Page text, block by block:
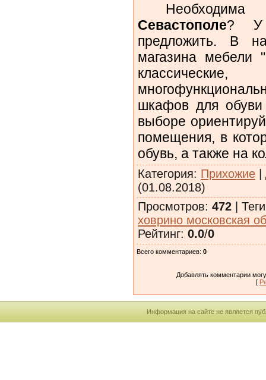
Севастополе? У
предложить. В
магазина мебели
шкафов для
выборе
помещения, в
обувь, а также на
Категория: Прихожие |
(01.08.2018)
Просмотров: 472 | Теги
ховрино московская
Рейтинг: 0.0/0
Всего комментариев: 0
Добавлять комментарии
[
Информация на сайте не является